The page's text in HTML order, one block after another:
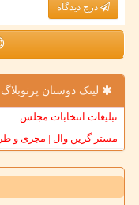
درج دیدگاه
لینک دوستان پرتوبلاگ
تبلیغات انتخابات مجلس
مستر گرین وال | مجری و